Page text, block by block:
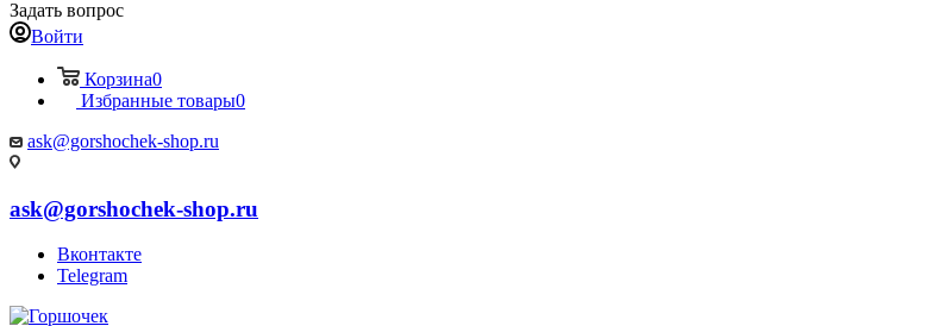
Задать вопрос
Войти
Корзина0
Избранные товары0
ask@gorshochek-shop.ru
ask@gorshochek-shop.ru
Вконтакте
Telegram